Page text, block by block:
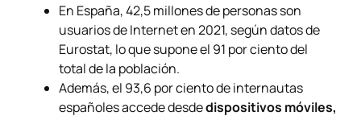
En España, 42,5 millones de personas son
usuarios de Internet en 2021, según datos de
Eurostat, lo que supone el 91 por ciento del
total de la población.
Además, el 93,6 por ciento de internautas
españoles accede desdedispositivos móviles,